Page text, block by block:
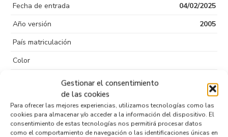
Gestionar el consentimiento
de las cookies
Para ofrecer las mejores experiencias, utilizamos tecnologías como las
cookies para almacenar y/o acceder a la información del dispositivo. El
consentimiento de estas tecnologías nos permitirá procesar datos
como el comportamiento de navegación o las identificaciones únicas en
Fecha de entrada
04/02/2025
Año versión
2005
País matriculación
Color
combustible
Código motor
F4AE0681E C